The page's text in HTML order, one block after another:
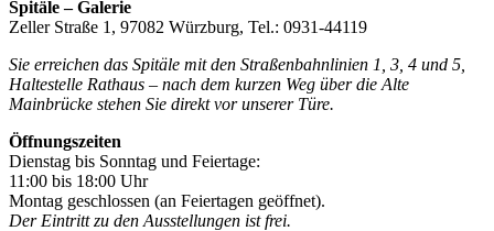
Spitäle – Galerie
Zeller Straße 1, 97082 Würzburg, Tel.: 0931-44119
Sie erreichen das Spitäle mit den Straßenbahnlinien 1, 3, 4 und 5,
Haltestelle Rathaus – nach dem kurzen Weg über die Alte
Mainbrücke stehen Sie direkt vor unserer Türe.
Öffnungszeiten
Dienstag bis Sonntag und Feiertage:
11:00 bis 18:00 Uhr
Montag geschlossen (an Feiertagen geöffnet).
Der Eintritt zu den Ausstellungen ist frei.